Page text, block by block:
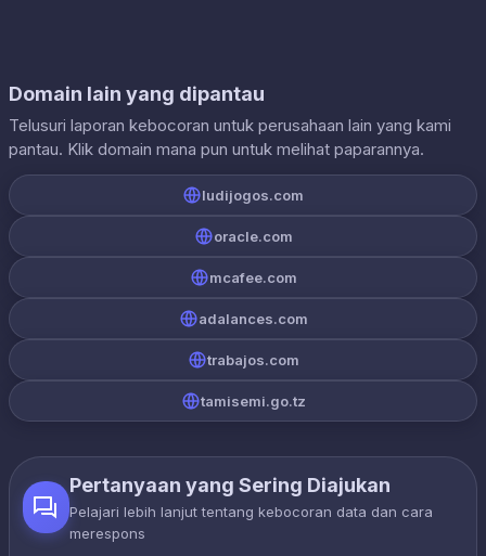
Domain lain yang dipantau
Telusuri laporan kebocoran untuk perusahaan lain yang kami
pantau. Klik domain mana pun untuk melihat paparannya.
ludijogos.com
oracle.com
mcafee.com
adalances.com
trabajos.com
tamisemi.go.tz
Pertanyaan yang Sering Diajukan
Pelajari lebih lanjut tentang kebocoran data dan cara
merespons